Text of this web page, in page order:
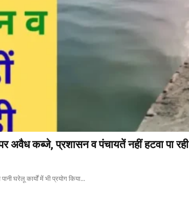
कब्जे, प्रशासन व पंचायतें नहीं हटवा पा रही
घरेलू कार्यों में भी प्रयोग किया...